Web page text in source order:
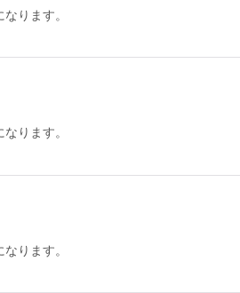
ります。
ります。
ります。